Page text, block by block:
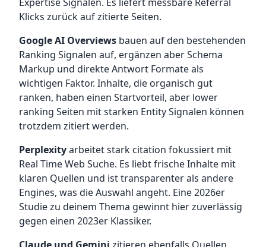
Klicks zurück auf zitierte Seiten.
Google AI Overviews bauen auf den bestehenden
Ranking Signalen auf, ergänzen aber Schema
Markup und direkte Antwort Formate als
wichtigen Faktor. Inhalte, die organisch gut
ranken, haben einen Startvorteil, aber lower
ranking Seiten mit starken Entity Signalen können
trotzdem zitiert werden.
Perplexityarbeitet stark citation fokussiert mit
Real Time Web Suche. Es liebt frische Inhalte mit
klaren Quellen und ist transparenter als andere
Engines, was die Auswahl angeht. Eine 2026er
Studie zu deinem Thema gewinnt hier zuverlässig
gegen einen 2023er Klassiker.